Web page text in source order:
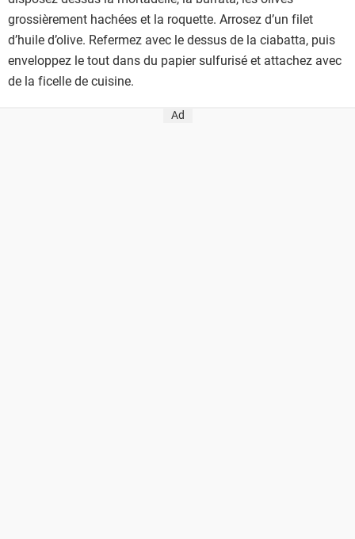
grossièrement hachées et la roquette. Arrosez d’un filet
d’huile d’olive. Refermez avec le dessus de la ciabatta, puis
enveloppez le tout dans du papier sulfurisé et attachez avec
de la ficelle de cuisine.
Ad